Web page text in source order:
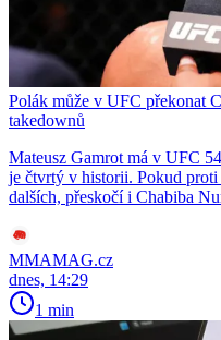
Polák může v UFC překonat
takedownů
Mateusz Gamrot má v UFC
je čtvrtý v historii. Pokud
dalších, přeskočí i Chabiba
MMAMAG.cz
dnes, 14:29
1 min